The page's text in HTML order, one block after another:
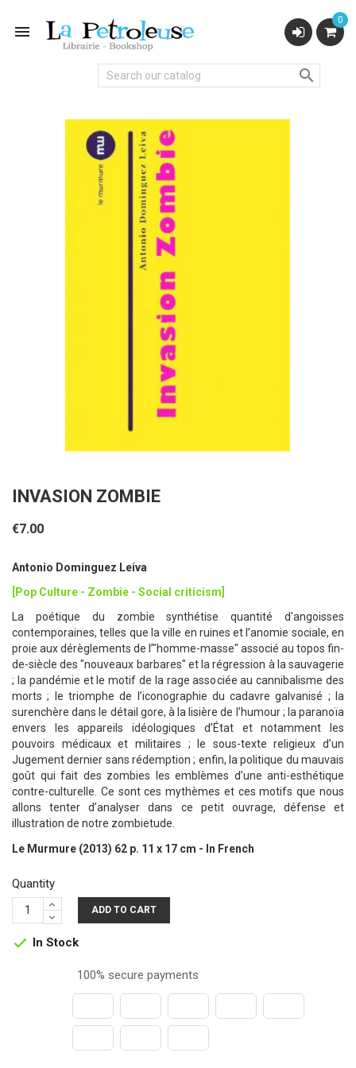

0

INVASION ZOMBIE
€7.00
Antonio Dominguez Leiva
[Pop Culture - Zombie - Social criticism]
La poétique du zombie synthétise quantité d'angoisses
contemporaines, telles que la ville en ruines et l’anomie sociale, en
proie aux dérèglements de l’"homme-masse" associé au topos fin-
de-siècle des "nouveaux barbares" et la régression à la sauvagerie
; la pandémie et le motif de la rage associée au cannibalisme des
morts ; le triomphe de l’iconographie du cadavre galvanisé ; la
surenchère dans le détail gore, à la lisière de l’humour ; la paranoïa
envers les appareils idéologiques d’État et notamment les
pouvoirs médicaux et militaires ; le sous-texte religieux d’un
Jugement dernier sans rédemption ; enfin, la politique du mauvais
goût qui fait des zombies les emblèmes d’une anti-esthétique
contre-culturelle. Ce sont ces mythèmes et ces motifs que nous
allons tenter d’analyser dans ce petit ouvrage, défense et
illustration de notre zombietude.
Le Murmure (2013) 62 p. 11 x 17 cm - In French
Quantity
ADD TO CART
 In Stock
100% secure payments